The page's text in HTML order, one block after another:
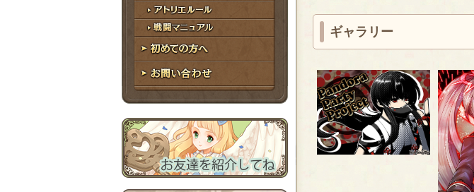
シナリオルール
アトリエルール
戦闘マニュアル
初めての方へ
お問い合わせ
ギャラリー